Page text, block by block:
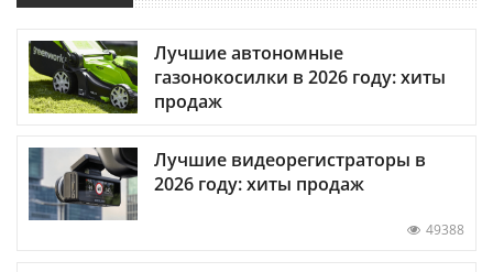
Лучшие автономные
газонокосилки в 2026 году: хиты
продаж
Лучшие видеорегистраторы в
2026 году: хиты продаж
49388